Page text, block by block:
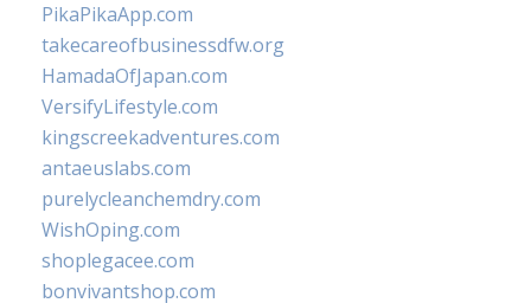
PikaPikaApp.com
takecareofbusinessdfw.org
HamadaOfJapan.com
VersifyLifestyle.com
kingscreekadventures.com
antaeuslabs.com
purelycleanchemdry.com
WishOping.com
shoplegacee.com
bonvivantshop.com